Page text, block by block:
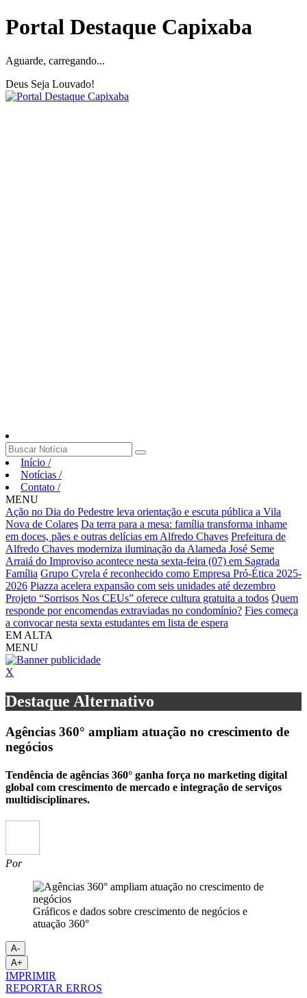
Portal Destaque Capixaba
Aguarde, carregando...
Deus Seja Louvado!
Início /
Notícias /
Contato /
MENU
Ação no Dia do Pedestre leva orientação e escuta pública a Vila
Nova de Colares Da terra para a mesa: família transforma inhame
em doces, pães e outras delícias em Alfredo Chaves Prefeitura de
Alfredo Chaves moderniza iluminação da Alameda José Seme
Arraiá do Improviso acontece nesta sexta-feira (07) em Sagrada
Família Grupo Cyrela é reconhecido como Empresa Pró-Ética 2025-
2026 Piazza acelera expansão com seis unidades até dezembro
Projeto “Sorrisos Nos CEUs” oferece cultura gratuita a todos Quem
responde por encomendas extraviadas no condomínio? Fies começa
a convocar nesta sexta estudantes em lista de espera
EM ALTA
MENU
X
Destaque Alternativo
Agências 360° ampliam atuação no crescimento de
negócios
Tendência de agências 360° ganha força no marketing digital
global com crescimento de mercado e integração de serviços
multidisciplinares.
Por
Gráficos e dados sobre crescimento de negócios e
atuação 360°
A-
A+
IMPRIMIR
REPORTAR ERROS